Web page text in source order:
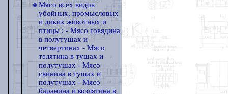
Мясо всех видов
убойных, промысловых
и диких животных и
птицы : - Мясо говядина
в полутушах и
четвертинах - Мясо
телятина в тушах и
полутушах - Мясо
свинина в тушах и
полутушах - Мясо
баранина и козлятина в